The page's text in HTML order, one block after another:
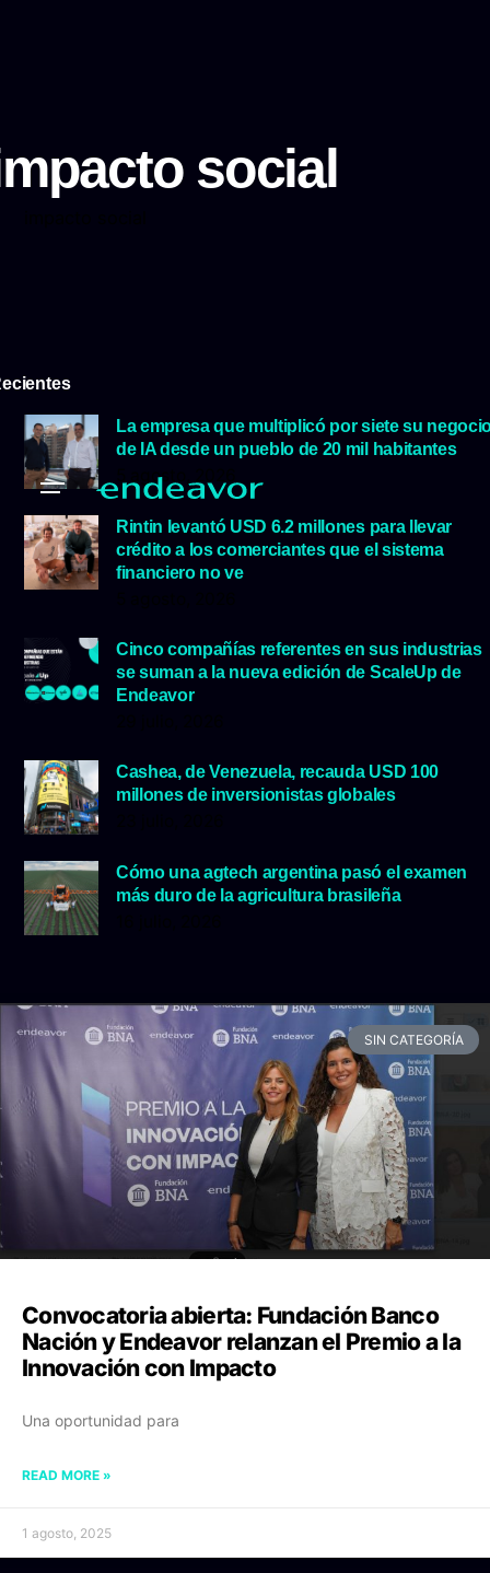
social
La empresa que multiplicó por siete su
de IA desde un pueblo de 20 mil habitantes
5 agosto, 2026
Rintin levantó USD 6.2 millones para llevar
crédito a los comerciantes que el sistema
financiero no ve
Cinco compañías referentes en sus industrias
se suman a la nueva edición de ScaleUp de
Endeavor
Cashea, de Venezuela, recauda USD 100
millones de inversionistas globales
Cómo una agtech argentina pasó el examen
más duro de la agricultura brasileña
SIN CATEGORÍA
Convocatoria abierta: Fundación Banco
Nación y Endeavor relanzan el Premio a la
Innovación con Impacto
Una oportunidad para
READ MORE »
1 agosto, 2025